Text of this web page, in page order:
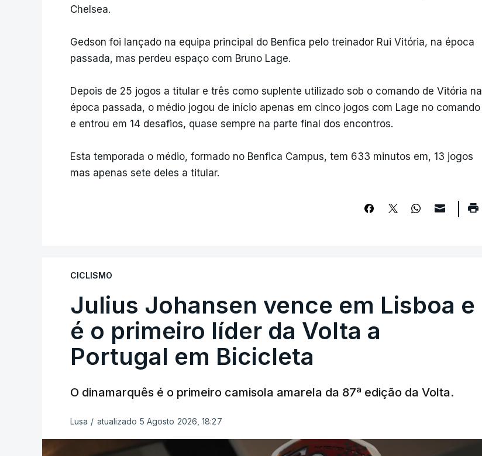
Chelsea.
Gedson foi lançado na equipa principal do Benfica pelo treinador Rui Vitória, na época
passada, mas perdeu espaço com Bruno Lage.
Depois de 25 jogos a titular e três como suplente utilizado sob o comando de Vitória na
época passada, o médio jogou de início apenas em cinco jogos com Lage no comando
e entrou em 14 desafios, quase sempre na parte final dos encontros.
Esta temporada o médio, formado no Benfica Campus, tem 633 minutos em, 13 jogos
mas apenas sete deles a titular.
CICLISMO
Julius Johansen vence em Lisboa e
é o primeiro líder da Volta a
Portugal em Bicicleta
O dinamarquês é o primeiro camisola amarela da 87ª edição da Volta.
Lusa / atualizado 5 Agosto 2026, 18:27